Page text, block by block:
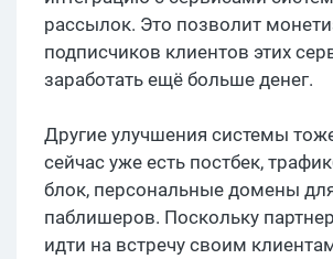
рассылок. Это позволит
подписчиков клиентов этих
заработать ещё больше денег.
Другие улучшения системы
сейчас уже есть постбек,
блок, персональные домены
паблишеров. Поскольку
идти на встречу своим